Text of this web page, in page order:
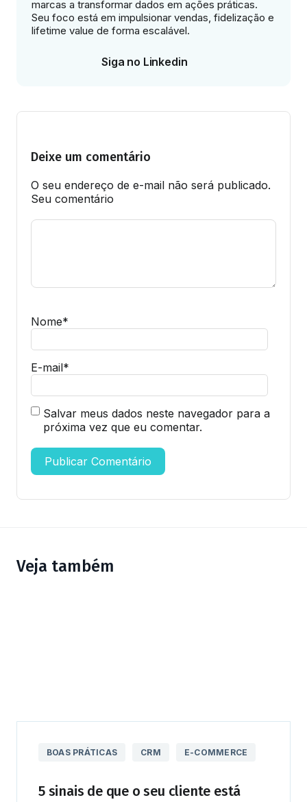
marcas a transformar dados em ações práticas.
Seu foco está em impulsionar vendas, fidelização e
lifetime value de forma escalável.
Siga no Linkedin
Deixe um comentário
O seu endereço de e-mail não será publicado.
Seu comentário
Nome*
E-mail*
Salvar meus dados neste navegador para a
próxima vez que eu comentar.
Veja também
BOAS PRÁTICAS CRM E-COMMERCE
5 sinais de que o seu cliente está